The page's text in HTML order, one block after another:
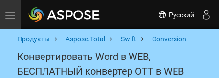
Toggle navigation Русский
Продукты Aspose.Total Swift Conversion
Конвертировать Word в WEB,
БЕСПЛАТНЫЙ конвертер OTT в WEB